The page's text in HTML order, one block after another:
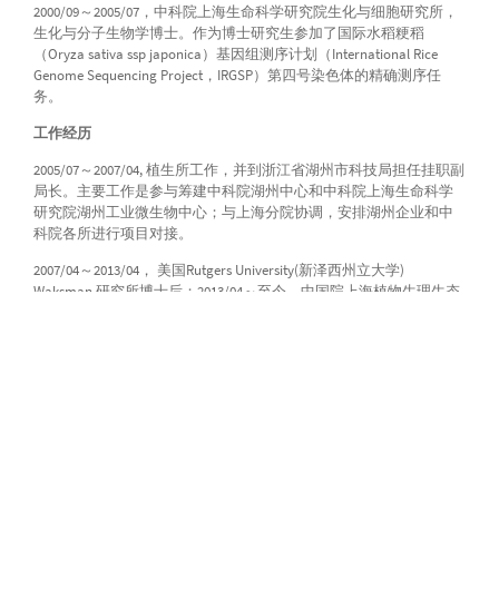
2000/09～2005/07，中科院上海生命科学研究院生化与细胞研究所，
生化与分子生物学博士。作为博士研究生参加了国际水稻粳稻
（Oryza sativa ssp japonica）基因组测序计划（International Rice
Genome Sequencing Project，IRGSP）第四号染色体的精确测序任
务。
工作经历
2005/07～2007/04, 植生所工作，并到浙江省湖州市科技局担任挂职副
局长。主要工作是参与筹建中科院湖州中心和中科院上海生命科学
研究院湖州工业微生物中心；与上海分院协调，安排湖州企业和中
科院各所进行项目对接。
2007/04～2013/04， 美国Rutgers University(新泽西州立大学)
Waksman 研究所博士后；2013/04～至今，中国院上海植物生理生态